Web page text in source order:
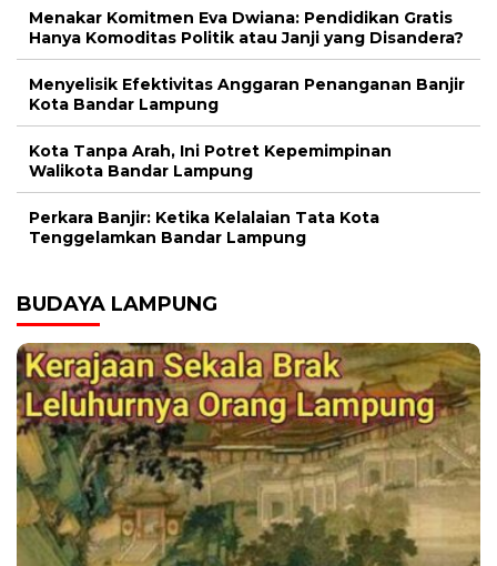
Menakar Komitmen Eva Dwiana: Pendidikan Gratis
Hanya Komoditas Politik atau Janji yang Disandera?
Menyelisik Efektivitas Anggaran Penanganan Banjir
Kota Bandar Lampung
Kota Tanpa Arah, Ini Potret Kepemimpinan
Walikota Bandar Lampung
Perkara Banjir: Ketika Kelalaian Tata Kota
Tenggelamkan Bandar Lampung
BUDAYA LAMPUNG